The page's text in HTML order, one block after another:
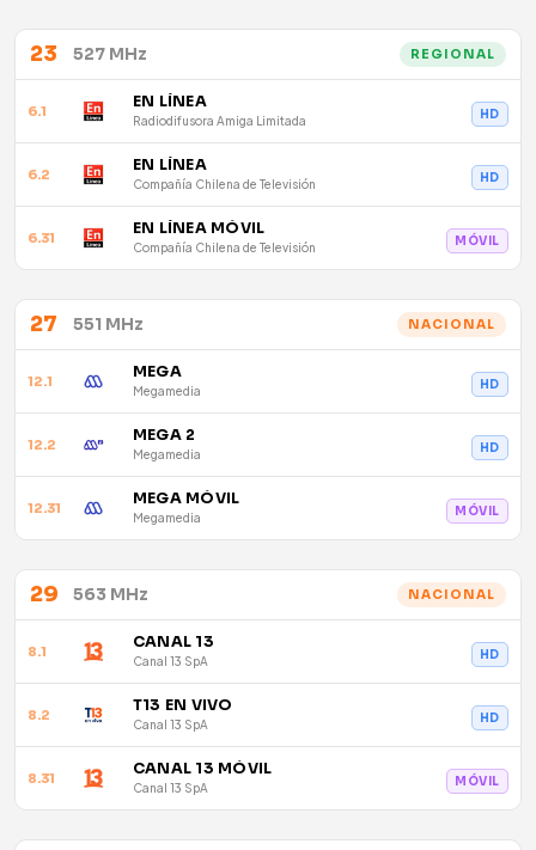
23 527 MHz REGIONAL
6.1 EN LÍNEA
Radiodifusora Amiga Limitada HD
6.2 EN LÍNEA
Compañía Chilena de Televisión HD
6.31 EN LÍNEA MÓVIL
Compañía Chilena de Televisión MÓVIL
27 551 MHz NACIONAL
12.1 MEGA
Megamedia HD
12.2 MEGA 2
Megamedia HD
12.31 MEGA MÓVIL
Megamedia MÓVIL
29 563 MHz NACIONAL
8.1 CANAL 13
Canal 13 SpA HD
8.2 T13 EN VIVO
Canal 13 SpA HD
8.31 CANAL 13 MÓVIL
Canal 13 SpA MÓVIL